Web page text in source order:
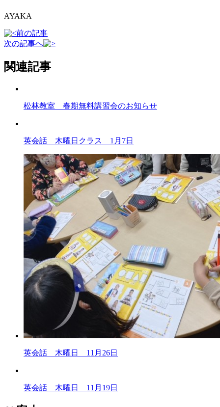
AYAKA
前の記事
次の記事へ
関連記事
松林教室 春期無料講習会のお知らせ
英会話 木曜日クラス 1月7日
英会話 木曜日 11月26日
英会話 木曜日 11月19日